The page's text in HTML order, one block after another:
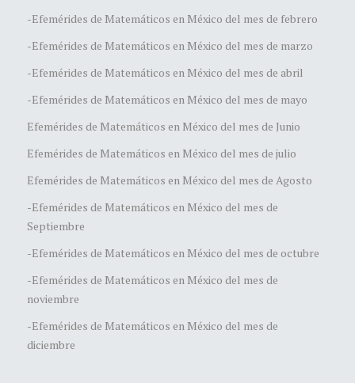
-Efemérides de Matemáticos en México del mes de febrero
-Efemérides de Matemáticos en México del mes de marzo
-Efemérides de Matemáticos en México del mes de abril
-Efemérides de Matemáticos en México del mes de mayo
Efemérides de Matemáticos en México del mes de Junio
Efemérides de Matemáticos en México del mes de julio
Efemérides de Matemáticos en México del mes de Agosto
-Efemérides de Matemáticos en México del mes de
Septiembre
-Efemérides de Matemáticos en México del mes de octubre
-Efemérides de Matemáticos en México del mes de
noviembre
-Efemérides de Matemáticos en México del mes de
diciembre